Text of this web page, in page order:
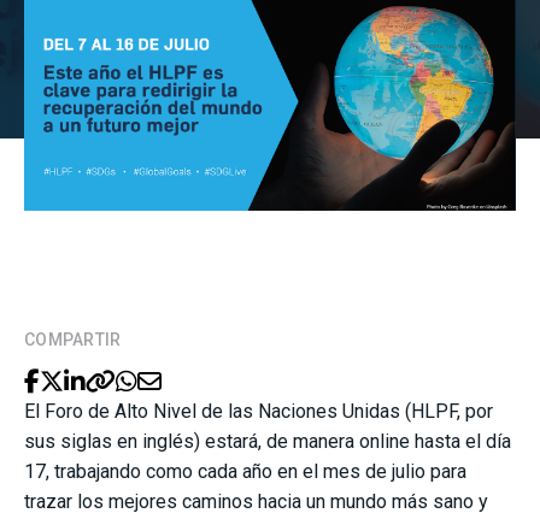
COMPARTIR
El Foro de Alto Nivel de las Naciones Unidas (HLPF, por
sus siglas en inglés) estará, de manera online hasta el día
17, trabajando como cada año en el mes de julio para
trazar los mejores caminos hacia un mundo más sano y